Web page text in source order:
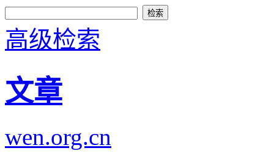
高级检索
文章
wen.org.cn